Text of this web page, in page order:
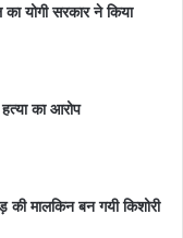
योगी सरकार ने किया
का आरोप
की मालकिन बन गयी किशोरी